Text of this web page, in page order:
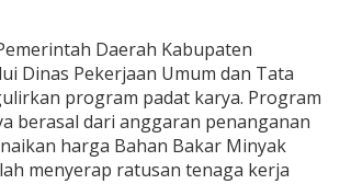
Daerah Kabupaten
Dinas Pekerjaan Umum dan Tata
program padat karya. Program
berasal dari anggaran penanganan
harga Bahan Bakar Minyak
menyerap ratusan tenaga kerja